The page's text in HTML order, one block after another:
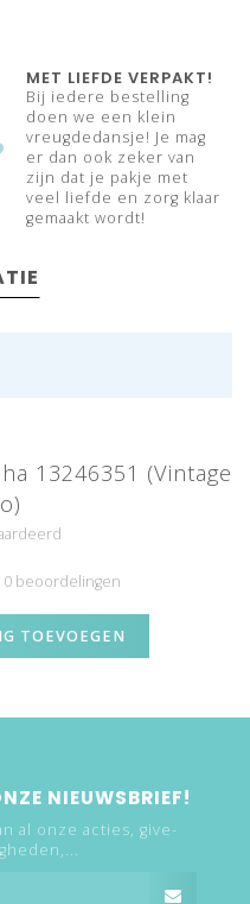
MET LIEFDE VERPAKT!
Bij iedere bestelling
doen we een klein
vreugdedansje! Je mag
er dan ook zeker van
zijn dat je pakje met
veel liefde en zorg klaar
gemaakt wordt!
13246351 (Vintage
0 beoordelingen
TOEVOEGEN
NIEUWSBRIEF!
al onze acties, give-